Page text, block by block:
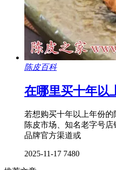
陈皮百科
在哪里买十年以
若想购买十年以上年份
陈皮市场、知名老字号店
品牌官方渠道或
2025-11-17 7480